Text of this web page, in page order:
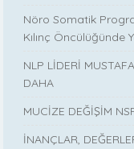
Nöro Somatik
Kılınç Öncülüğünde
NLP LİDERİ
DAHA
MUCİZE DEĞİŞİM
İNANÇLAR,